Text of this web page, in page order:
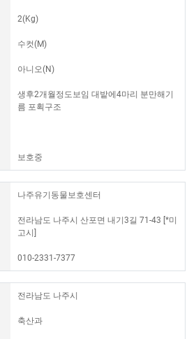
2(Kg)
수컷(M)
아니오(N)
생후2개월정도보임 대밭에4마리 분만해기
름 포획구조
보호중
나주유기동물보호센터
전라남도 나주시 산포면 내기3길 71-43 [*미
고시]
010-2331-7377
전라남도 나주시
축산과